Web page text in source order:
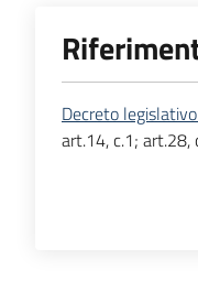
Decreto
art.14, c.1; art.28,